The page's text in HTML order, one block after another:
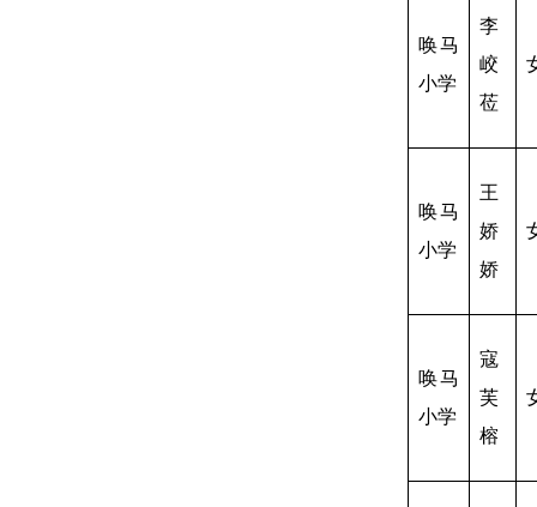
唤马
小学
李
峧
莅
唤马
小学
王
娇
娇
唤马
小学
寇
芙
榕